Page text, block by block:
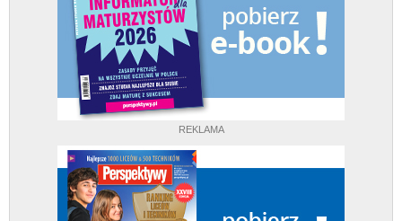
REKLAMA